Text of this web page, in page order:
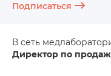
Подписаться
В сеть
Директор по